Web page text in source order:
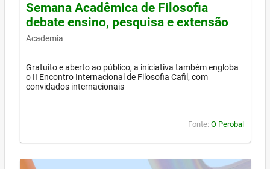
Semana Acadêmica de Filosofia
debate ensino, pesquisa e extensão
Academia
Gratuito e aberto ao público, a iniciativa também engloba
o II Encontro Internacional de Filosofia Cafil, com
convidados internacionais
Fonte: O Perobal